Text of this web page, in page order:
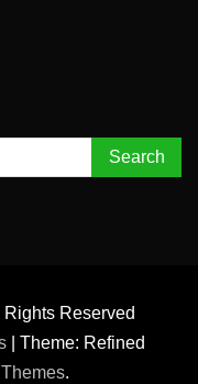
Reserved
Theme: Refined
.